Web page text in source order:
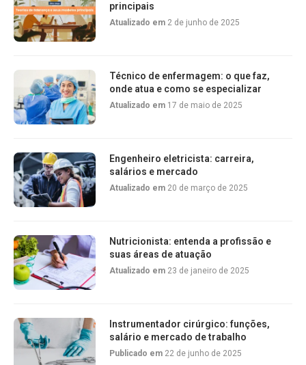
principais
Atualizado em 2 de junho de 2025
Técnico de enfermagem: o que faz,
onde atua e como se especializar
Atualizado em 17 de maio de 2025
Engenheiro eletricista: carreira,
salários e mercado
Atualizado em 20 de março de 2025
Nutricionista: entenda a profissão e
suas áreas de atuação
Atualizado em 23 de janeiro de 2025
Instrumentador cirúrgico: funções,
salário e mercado de trabalho
Publicado em 22 de junho de 2025